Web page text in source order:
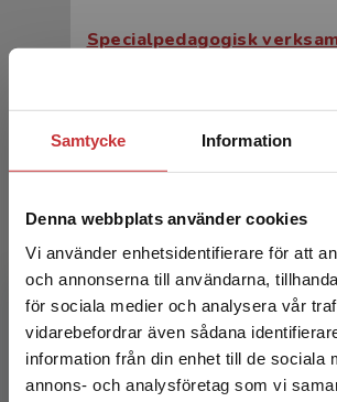
Samtycke Information
Denna webbplats använder cookies
Vi använder enhetsidentifierare för att
och annonserna till användarna,
för sociala medier och analysera vår
vidarebefordrar även sådana
information från din enhet till de sociala
annons- och analysföretag som vi
Begränsad
Specialpedagogisk
Exkl. moms: 312 kr
Specialpedagogisk